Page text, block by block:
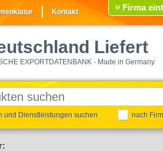
Kontakt Firma
Liefert
EXPORTDATENBANK - Made in Germany
und Dienstleistungen suchen nach